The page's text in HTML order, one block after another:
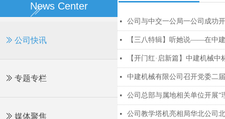
News Center
ꅀ 公司快讯
ꅀ 专题专栏
ꅀ 媒体聚焦
넷 公司与中交一公局一公司成功
넷 【三八特辑】听她说——在中
넷 【开门红·启新篇】中建机械中
넷 中建机械有限公司召开党委二
넷 公司总部与属地相关单位开展
넷 公司教学塔机亮相局华北公司